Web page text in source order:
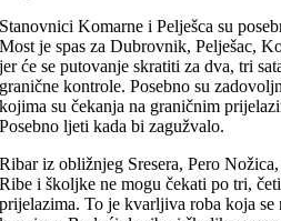
Stanovnici Komarne i Pelješca su
Most je spas za Dubrovnik, Pelješac,
jer će se putovanje skratiti za dva, tri
granične kontrole. Posebno su
kojima su čekanja na graničnim
Posebno ljeti kada bi zagužvalo.
Ribar iz obližnjeg Sresera, Pero
Ribe i školjke ne mogu čekati po tri,
prijelazima. To je kvarljiva roba koja se